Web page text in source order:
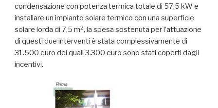
condensazione con potenza termica totale di 57,5 kW e
installare un impianto solare termico con una superficie
solare lorda di 7,5 m2, la spesa sostenuta per l’attuazione
di questi due interventi è stata complessivamente di
31.500 euro dei quali 3.300 euro sono stati coperti dagli
incentivi.